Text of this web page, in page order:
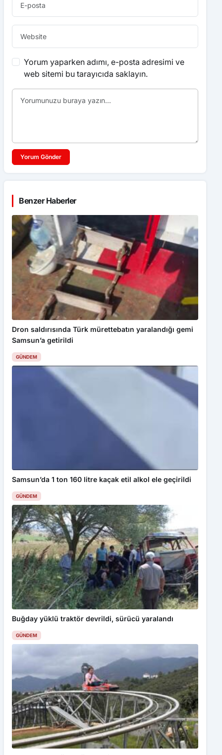
Yorum yaparken adımı, e-posta adresimi ve
web sitemi bu tarayıcıda saklayın.
Yorum Gönder
Benzer Haberler
Dron saldırısında Türk mürettebatın yaralandığı gemi
Samsun’a getirildi
GÜNDEM
Samsun’da 1 ton 160 litre kaçak etil alkol ele geçirildi
GÜNDEM
Buğday yüklü traktör devrildi, sürücü yaralandı
GÜNDEM